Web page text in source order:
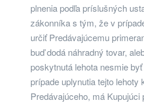
plnenia podľa príslušných
zákonníka s tým, že v
určiť Predávajúcemu
buď dodá náhradný tovar,
poskytnutá lehota nesmie
prípade uplynutia tejto
Predávajúceho, má Kupujúci